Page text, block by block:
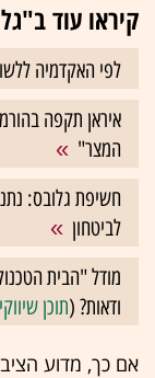
קיראו עוד
לפי האקדמיה
איראן תקפה
המצר"
לביטחון
ודאות? (תוכן שיווקי
אם כך, מדוע